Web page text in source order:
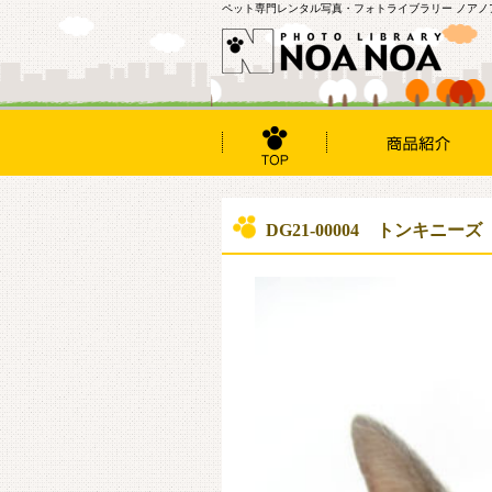
ペット専門レンタル写真・フォトライブラリー ノアノ
DG21-00004 トンキニーズ